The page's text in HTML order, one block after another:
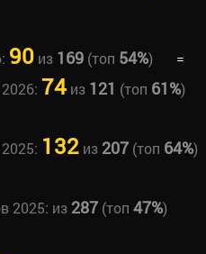
90из 169(топ 54%)
=
74из 121 (топ 61%)
132из 207(топ 64%)
2025: из 287(топ 47%)